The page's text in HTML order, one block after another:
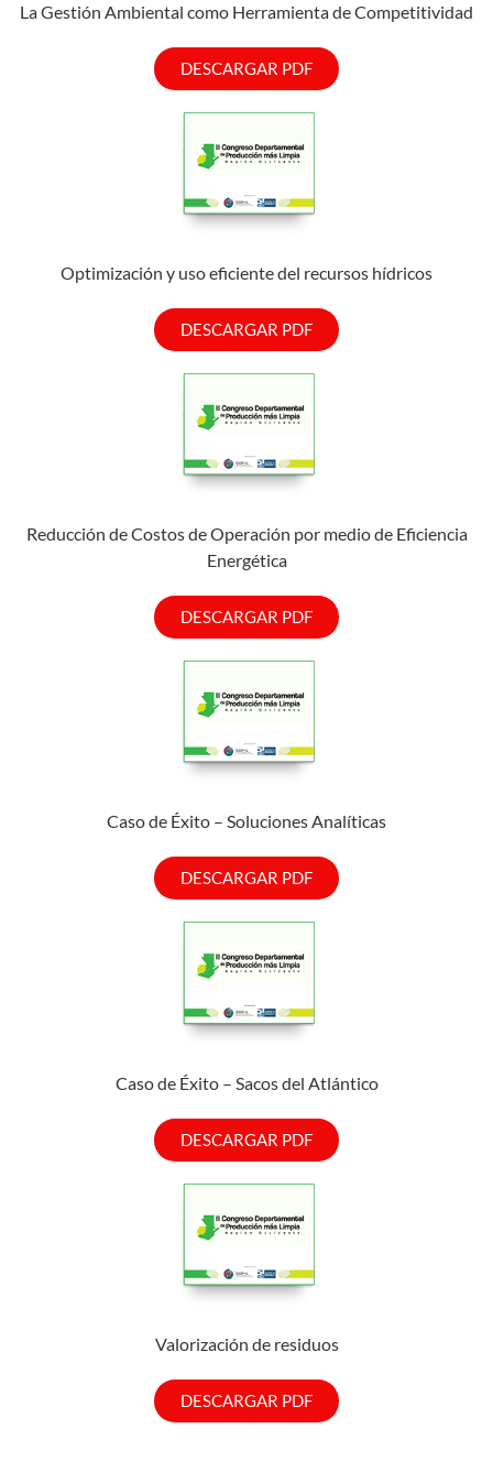
La Gestión Ambiental como Herramienta de Competitividad
DESCARGAR PDF
Optimización y uso eficiente del recursos hídricos
DESCARGAR PDF
Reducción de Costos de Operación por medio de Eficiencia
Energética
DESCARGAR PDF
Caso de Éxito – Soluciones Analíticas
DESCARGAR PDF
Caso de Éxito – Sacos del Atlántico
DESCARGAR PDF
Valorización de residuos
DESCARGAR PDF